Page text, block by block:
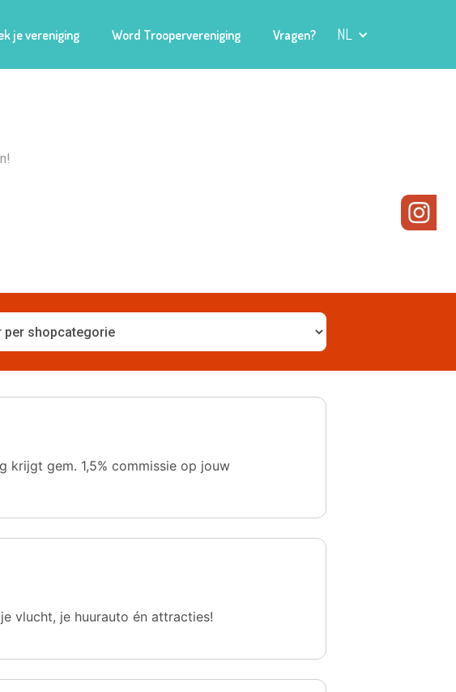
je vereniging Word Troopervereniging Vragen? NL
krijgt gem. 1,5% commissie op jouw
vlucht, je huurauto én attracties!